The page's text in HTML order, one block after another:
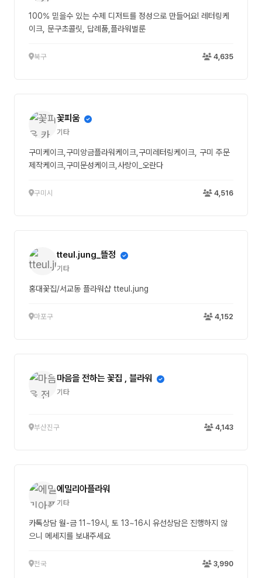
100% 믿을수 있는 수제 디저트를 정성으로 만들어요! 레터링케
이크, 문구초콜릿, 답례품,플라워벌룬
북구 4,635
꽃피움
기타
구미케이크,구미앙금플라워케이크,구미레터링케이크, 구미 주문
제작케이크,구미문성케이크,사랑이_오란다
구미시 4,516
tteul.jung_뜰정
기타
홍대꽃집/서교동 플라워샵 tteul.jung
마포구 4,152
마음을 전하는 꽃집 , 블라워
기타
부산진구 4,143
에밀리아플라워
기타
카톡상담 월-금 11~19시, 토 13~16시 유선상담은 진행하지 않
으니 메세지를 보내주세요
전국 3,990